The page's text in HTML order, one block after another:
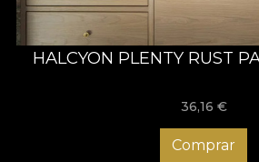
HALCYON PLENTY RUST
36,16 €
Comprar